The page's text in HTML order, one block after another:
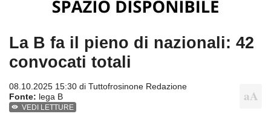
La B fa il pieno di nazionali: 42
convocati totali
08.10.2025 15:30 di Tuttofrosinone Redazione
Fonte: lega B
VEDI LETTURE